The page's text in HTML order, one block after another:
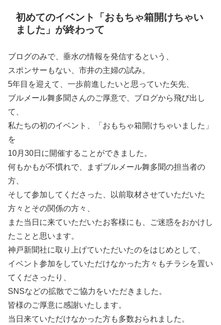
初めてのイベント「おもちゃ箱開けちゃい
ました」が終わって
ブログのみで、垂水の情報を発信するという、
スポンサーもない、市井の主婦の試み。
5年目を迎えて、一歩前進したいと思っていた矢先、
ブルメール舞多聞さんのご厚意で、ブログから飛び出し
て、
私たちの初のイベント、「おもちゃ箱開けちゃいました」
を
10月30日に開催することができました。
何もかもが不慣れで、まずブルメール舞多聞の担当者の
方、
そして参加してくださった、以前取材させていただいた
方々とその関係の方々、
また当日に来ていただいたお客様にも、ご迷惑をおかけし
たことと思います。
神戸新聞社に取り上げていただいたのをはじめとして、
イベント参加をしていただけなかった方々もチラシを置い
てくださったり、
SNSなどの拡散でご協力をいただきました。
皆様のご厚意に感謝いたします。
当日来ていただけなかった方も多数おられました。